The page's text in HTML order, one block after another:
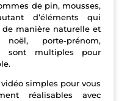
de pin, mousses,
d’éléments qui
manière naturelle et
porte-prénom,
sont multiples pour
simples pour vous
réalisables avec